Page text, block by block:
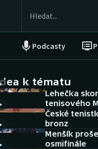
Podcasty
NEPŘEHLÉDNĚTE
Historické návraty
Aplikace ČT sport
AZ kvíz
k tématu
Lehečka
tenisového
České
bronz
Menšík
osmifinále